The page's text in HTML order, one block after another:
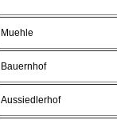
Muehle
Bauernhof
Aussiedlerhof